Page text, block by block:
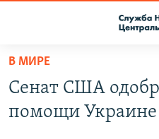
Вернуться
основному
содержанию
В МИРЕ
Сенат США
помощи Украине